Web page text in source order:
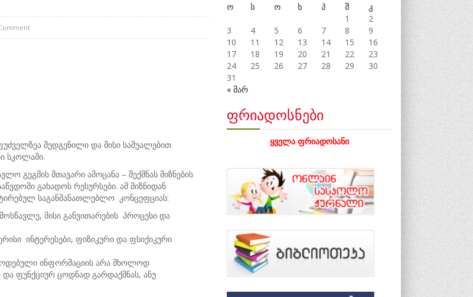
შედგენილი და მისი საშუალებით
სკოლაში.
გეგმის მთავარი ამოცანა – შექმნას მიზნების
გახადოს რესურსები. ამ მიზნიდან
საგანმანათლებლო კონცეფციას:
მისი განვითარების პროცესი და
ინტერესები, ფიზიკური და ფსიქიკური
ინფორმაციის არა მხოლოდ
ფუნქციურ ცოდნად გარდაქმნას, ანუ
ო
ს ო ხ პ შ
კ
1
2
3
4 5 6 7 8
9
10
11 12 13 14 15
16
17
18 19 20 21 22
23
24
25 26 27 28 29
30
31
« მარ
ფრიადოსნები
ყველა ფრიადოსანი